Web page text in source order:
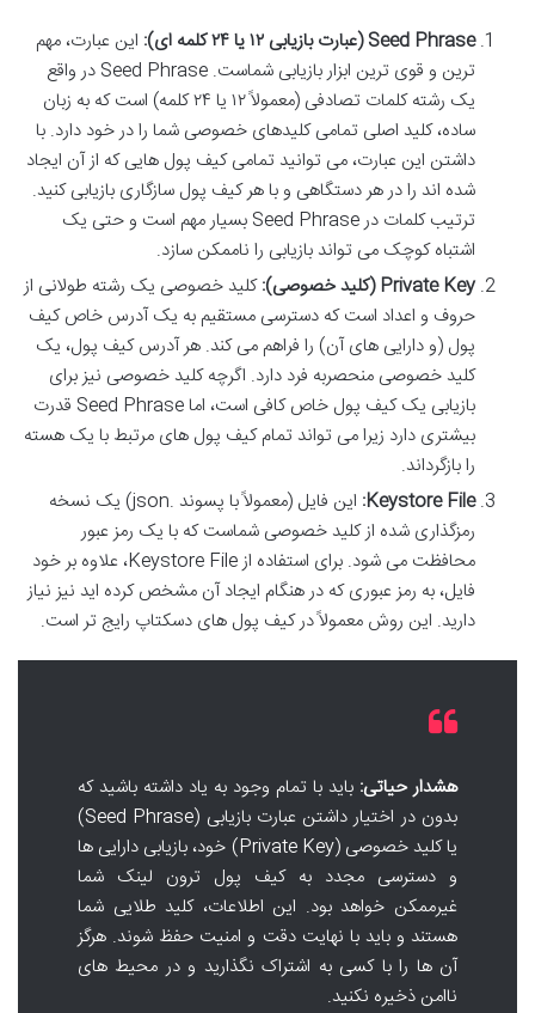
Seed Phrase (عبارت بازیابی ۱۲ یا ۲۴ کلمه ای):
این عبارت، مهم
ترین و قوی ترین ابزار بازیابی شماست. Seed Phrase در واقع
یک رشته کلمات تصادفی (معمولاً ۱۲ یا ۲۴ کلمه) است که به زبان
ساده، کلید اصلی تمامی کلیدهای خصوصی شما را در خود دارد. با
داشتن این عبارت، می توانید تمامی کیف پول هایی که از آن ایجاد
شده اند را در هر دستگاهی و با هر کیف پول سازگاری بازیابی کنید.
ترتیب کلمات در Seed Phrase بسیار مهم است و حتی یک
اشتباه کوچک می تواند بازیابی را ناممکن سازد.
Private Key (کلید خصوصی):
کلید خصوصی یک رشته طولانی از
حروف و اعداد است که دسترسی مستقیم به یک آدرس خاص کیف
پول (و دارایی های آن) را فراهم می کند. هر آدرس کیف پول، یک
کلید خصوصی منحصربه فرد دارد. اگرچه کلید خصوصی نیز برای
بازیابی یک کیف پول خاص کافی است، اما Seed Phrase قدرت
بیشتری دارد زیرا می تواند تمام کیف پول های مرتبط با یک هسته
را بازگرداند.
Keystore File:
این فایل (معمولاً با پسوند .json) یک نسخه
رمزگذاری شده از کلید خصوصی شماست که با یک رمز عبور
محافظت می شود. برای استفاده از Keystore File، علاوه بر خود
فایل، به رمز عبوری که در هنگام ایجاد آن مشخص کرده اید نیز نیاز
دارید. این روش معمولاً در کیف پول های دسکتاپ رایج تر است.
هشدار حیاتی: باید با تمام وجود به یاد داشته باشید که
بدون در اختیار داشتن عبارت بازیابی (Seed Phrase)
یا کلید خصوصی (Private Key) خود، بازیابی دارایی ها
و دسترسی مجدد به کیف پول ترون لینک شما
غیرممکن خواهد بود. این اطلاعات، کلید طلایی شما
هستند و باید با نهایت دقت و امنیت حفظ شوند. هرگز
آن ها را با کسی به اشتراک نگذارید و در محیط های
ناامن ذخیره نکنید.